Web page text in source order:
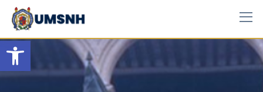
Open toolbar
Skip
content